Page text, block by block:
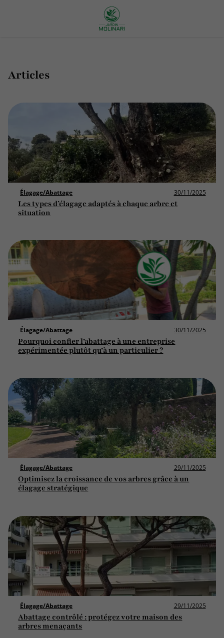
Articles
Élagage/Abattage 30/11/2025
Les types d’élagage adaptés à chaque arbre et
situation
Élagage/Abattage 30/11/2025
Pourquoi confier l’abattage à une entreprise
expérimentée plutôt qu’à un particulier ?
Élagage/Abattage 29/11/2025
Optimisez la croissance de vos arbres grâce à un
élagage stratégique
Élagage/Abattage 29/11/2025
Abattage contrôlé : protégez votre maison des
arbres menaçants